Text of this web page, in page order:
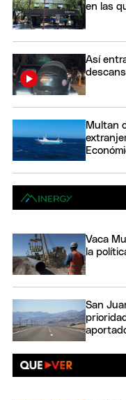
en las
Así
Multan
Vaca
la
San